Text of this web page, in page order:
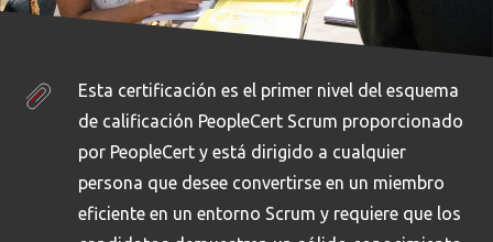
Esta certificación es el primer nivel del esquema
de calificación PeopleCert Scrum proporcionado
por PeopleCert y está dirigido a cualquier
persona que desee convertirse en un miembro
eficiente en un entorno Scrum y requiere que los